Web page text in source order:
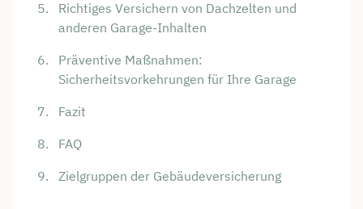
Richtiges Versichern von Dachzelten und
anderen Garage-Inhalten
Präventive Maßnahmen:
Sicherheitsvorkehrungen für Ihre Garage
Fazit
FAQ
Zielgruppen der Gebäudeversicherung